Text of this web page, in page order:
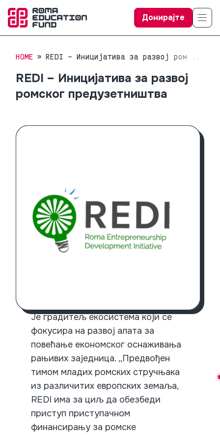
Донирајте
HOME REDI – Иницијатива за развој ром ...
REDI – Иницијатива за развој
ромског предузетништва
Је градитељ екосистема који се
фокусира на развој алата за
повећање економског оснаживања
рањивих заједница. „Предвођен
тимом младих ромских стручњака
из различитих европских земаља,
REDI има за циљ да обезбеди
приступ приступачном
финансирању за ромске